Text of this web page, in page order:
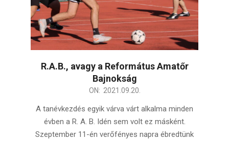
R.A.B., avagy a Református Amatőr
Bajnokság
ON: 2021.09.20.
A tanévkezdés egyik várva várt alkalma minden
évben a R. A. B. Idén sem volt ez másként.
Szeptember 11-én verőfényes napra ébredtünk